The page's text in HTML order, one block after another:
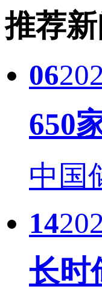
推荐新
06
650
中国
14
长时